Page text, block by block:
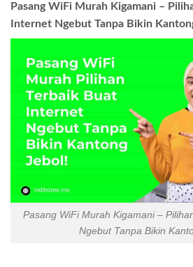
Pasang WiFi Murah Kigamani –
Internet Ngebut Tanpa Bikin
Pasang WiFi Murah Kigamani –
Ngebut Tanpa Bikin